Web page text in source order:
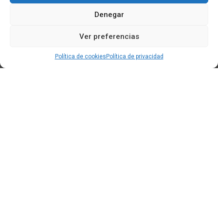
Denegar
Ver preferencias
Política de cookies Política de privacidad